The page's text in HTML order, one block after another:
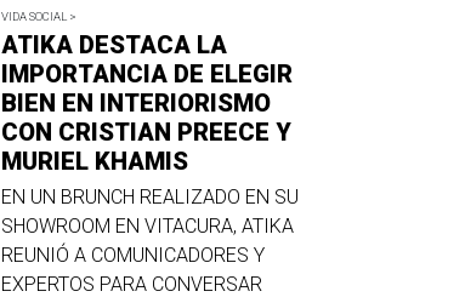
VIDA SOCIAL >
ATIKA DESTACA LA
IMPORTANCIA DE ELEGIR
BIEN EN INTERIORISMO
CON CRISTIAN PREECE Y
MURIEL KHAMIS
EN UN BRUNCH REALIZADO EN SU
SHOWROOM EN VITACURA, ATIKA
REUNIÓ A COMUNICADORES Y
EXPERTOS PARA CONVERSAR